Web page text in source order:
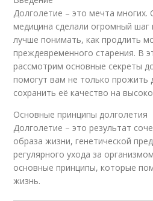
Долголетие – это мечта многих.
медицина сделали огромный шаг
лучше понимать, как продлить
преждевременного старения. В
рассмотрим основные секреты
помогут вам не только прожить
сохранить её качество на
Основные принципы долголетия
Долголетие – это результат
образа жизни, генетической
регулярного ухода за
основные принципы, которые
жизнь.